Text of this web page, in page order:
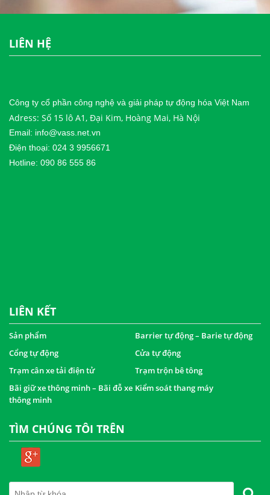
LIÊN HỆ
Công ty cổ phần công nghệ và giải pháp tự động hóa Việt Nam
Adress: Số 15 lô A1, Đại Kim, Hoàng Mai, Hà Nội
Email: info@vass.net.vn
Điện thoại: 024 3 9956671
Hotline: 090 86 555 86
LIÊN KẾT
Sản phẩm
Barrier tự động – Barie tự động
Cổng tự động
Cửa tự động
Trạm cân xe tải điện tử
Trạm trộn bê tông
Bãi giữ xe thông minh – Bãi đỗ xe
thông minh
Kiểm soát thang máy
TÌM CHÚNG TÔI TRÊN